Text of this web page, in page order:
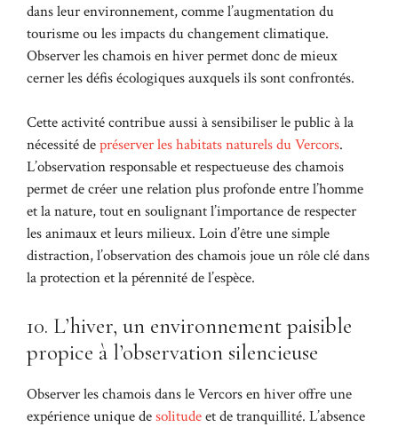
dans leur environnement, comme l’augmentation du
tourisme ou les impacts du changement climatique.
Observer les chamois en hiver permet donc de mieux
cerner les défis écologiques auxquels ils sont confrontés.
Cette activité contribue aussi à sensibiliser le public à la
nécessité depréserver les habitats naturels du Vercors.
L’observation responsable et respectueuse des chamois
permet de créer une relation plus profonde entre l’homme
et la nature, tout en soulignant l’importance de respecter
les animaux et leurs milieux. Loin d’être une simple
distraction, l’observation des chamois joue un rôle clé dans
la protection et la pérennité de l’espèce.
10. L’hiver, un environnement paisible
propice à l’observation silencieuse
Observer les chamois dans le Vercors en hiver offre une
expérience unique desolitudeet de tranquillité. L’absence